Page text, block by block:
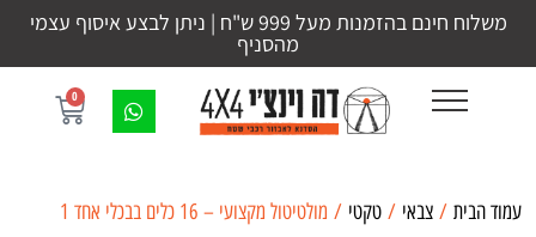
משלוח חינם בהזמנות מעל 999 ש"ח | ניתן לבצע איסוף עצמי
מהסניף
0
עמוד הבית / צבאי / טקטי / מולטיטול מקצועי – 16 כלים בבכלי אחד 1